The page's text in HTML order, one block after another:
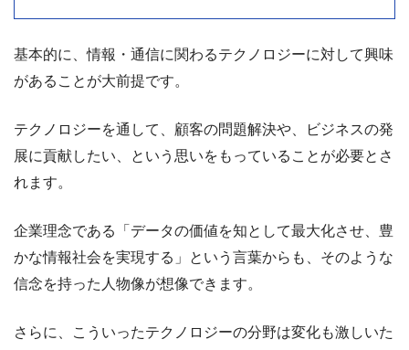
基本的に、情報・通信に関わるテクノロジーに対して興味
があることが大前提です。
テクノロジーを通して、顧客の問題解決や、ビジネスの発
展に貢献したい、という思いをもっていることが必要とさ
れます。
企業理念である「データの価値を知として最大化させ、豊
かな情報社会を実現する」という言葉からも、そのような
信念を持った人物像が想像できます。
さらに、こういったテクノロジーの分野は変化も激しいた